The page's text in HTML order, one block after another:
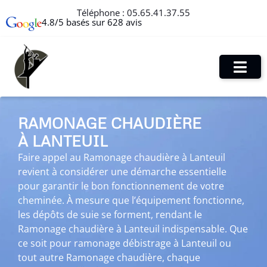
Téléphone : 05.65.41.37.55
4.8/5 basés sur 628 avis
RAMONAGE CHAUDIÈRE
À LANTEUIL
Faire appel au Ramonage chaudière à Lanteuil
revient à considérer une démarche essentielle
pour garantir le bon fonctionnement de votre
cheminée. À mesure que l’équipement fonctionne,
les dépôts de suie se forment, rendant le
Ramonage chaudière à Lanteuil indispensable. Que
ce soit pour ramonage débistrage à Lanteuil ou
tout autre Ramonage chaudière, chaque